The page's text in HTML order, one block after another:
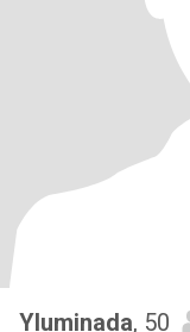
Yluminada, 50